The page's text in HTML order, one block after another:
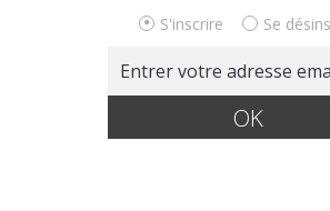
S'inscrire Se